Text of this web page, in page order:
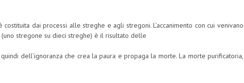
dai processi alle streghe e agli stregoni. L’accanimento con cui venivano
stregone su dieci streghe) è il risultato delle
dell’ignoranza che crea la paura e propaga la morte. La morte purificatoria,